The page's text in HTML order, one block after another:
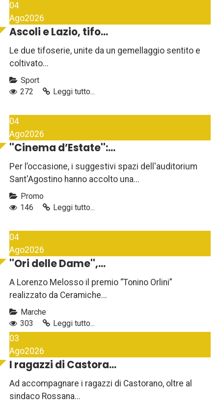
04
Ago2026
Ascoli e Lazio, tifo...
Le due tifoserie, unite da un gemellaggio sentito e
coltivato...
Sport
272
Leggi tutto...
04
Ago2026
''Cinema d’Estate'':...
Per l’occasione, i suggestivi spazi dell'auditorium
Sant'Agostino hanno accolto una...
Promo
146
Leggi tutto...
04
Ago2026
''Ori delle Dame'',...
A Lorenzo Melosso il premio “Tonino Orlini”
realizzato da Ceramiche...
Marche
303
Leggi tutto...
03
Ago2026
I ragazzi di Castora...
Ad accompagnare i ragazzi di Castorano, oltre al
sindaco Rossana...